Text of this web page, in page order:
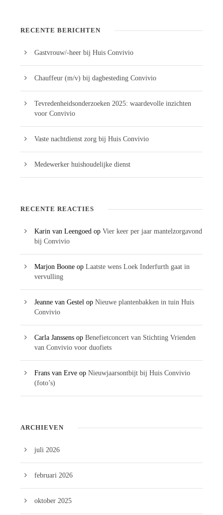
RECENTE BERICHTEN
Gastvrouw/-heer bij Huis Convivio
Chauffeur (m/v) bij dagbesteding Convivio
Tevredenheidsonderzoeken 2025: waardevolle inzichten
voor Convivio
Vaste nachtdienst zorg bij Huis Convivio
Medewerker huishoudelijke dienst
RECENTE REACTIES
Karin van Leengoed op Vier keer per jaar mantelzorgavond
bij Convivio
Marjon Boone op Laatste wens Loek Inderfurth gaat in
vervulling
Jeanne van Gestel op Nieuwe plantenbakken in tuin Huis
Convivio
Carla Janssens op Benefietconcert van Stichting Vrienden
van Convivio voor duofiets
Frans van Erve op Nieuwjaarsontbijt bij Huis Convivio
(foto’s)
ARCHIEVEN
juli 2026
februari 2026
oktober 2025